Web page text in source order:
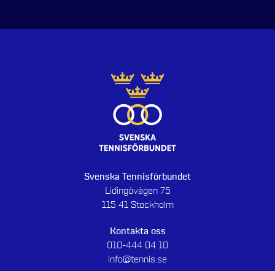
Svenska Tennisförbundet
Lidingövägen 75
115 41 Stockholm
Kontakta oss
010-444 04 10
info@tennis.se